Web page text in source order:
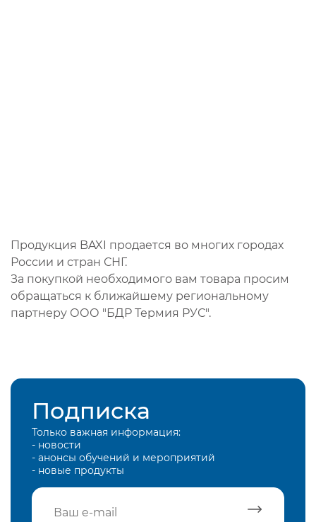
Продукция BAXI продается во многих городах
России и стран СНГ.
За покупкой необходимого вам товара просим
обращаться к ближайшему региональному
партнеру ООО "БДР Термия РУС".
Подписка
Только важная информация:
- новости
- анонсы обучений и мероприятий
- новые продукты